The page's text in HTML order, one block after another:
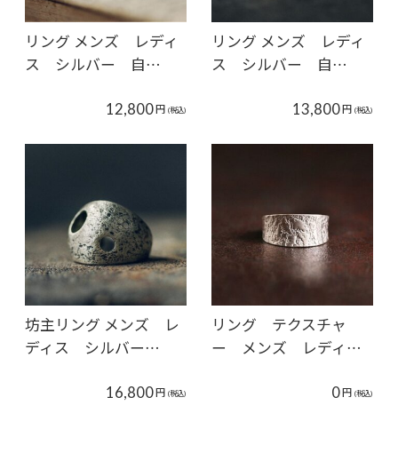
リング メンズ レディ
ス シルバー 自…
12,800円 (税込)
リング メンズ レディ
ス シルバー 自…
13,800円 (税込)
坊主リング メンズ レ
ディス シルバー…
16,800円 (税込)
リング テクスチャ
ー メンズ レディ…
0円 (税込)